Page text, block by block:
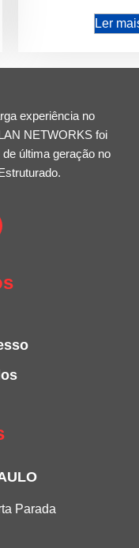
Ler
experiência no
NETWORKS foi
última geração no
Parada